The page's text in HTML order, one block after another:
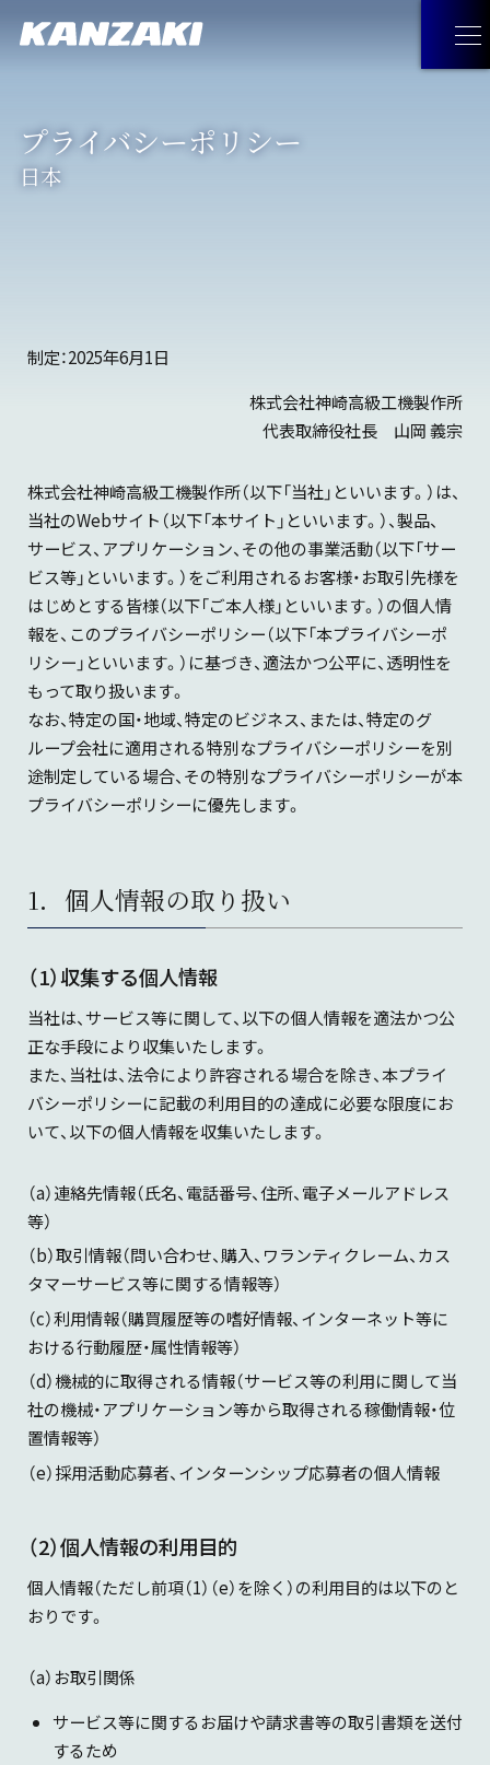
製品情報
製品カタログダウンロード
トップメッセージ
会社概要
沿革
サステナビリティ
KANZAKIマップ
油圧機器・トランスミッション・
マリンギヤ・電動機器に関する
お問い合わせ
工作機械に関するお問い合わせ
製品カタログダウンロード
採用に関するお問い合わせ
プライバシーポリシー
日本
制定：2025年6月1日
株式会社神崎高級工機製作所
代表取締役社長 山岡 義宗
株式会社神崎高級工機製作所（以下「当社」といいます。）は、
当社のWebサイト（以下「本サイト」といいます。）、製品、
サービス、アプリケーション、その他の事業活動（以下「サー
ビス等」といいます。）をご利用されるお客様・お取引先様を
はじめとする皆様（以下「ご本人様」といいます。）の個人情
報を、このプライバシーポリシー（以下「本プライバシーポ
リシー」といいます。）に基づき、適法かつ公平に、透明性を
もって取り扱います。
なお、特定の国・地域、特定のビジネス、または、特定のグ
ループ会社に適用される特別なプライバシーポリシーを別
途制定している場合、その特別なプライバシーポリシーが本
プライバシーポリシーに優先します。
1．個人情報の取り扱い
（1）収集する個人情報
当社は、サービス等に関して、以下の個人情報を適法かつ公
正な手段により収集いたします。
また、当社は、法令により許容される場合を除き、本プライ
バシーポリシーに記載の利用目的の達成に必要な限度にお
いて、以下の個人情報を収集いたします。
（a）連絡先情報（氏名、電話番号、住所、電子メールアドレス
等）
（b）取引情報（問い合わせ、購入、ワランティクレーム、カス
タマーサービス等に関する情報等）
（c）利用情報（購買履歴等の嗜好情報、インターネット等に
おける行動履歴・属性情報等）
（d）機械的に取得される情報（サービス等の利用に関して当
社の機械・アプリケーション等から取得される稼働情報・位
置情報等）
（e）採用活動応募者、インターンシップ応募者の個人情報
（2）個人情報の利用目的
個人情報（ただし前項（1）（e）を除く）の利用目的は以下のと
おりです。
（a）お取引関係
サービス等に関するお届けや請求書等の取引書類を送付
するため